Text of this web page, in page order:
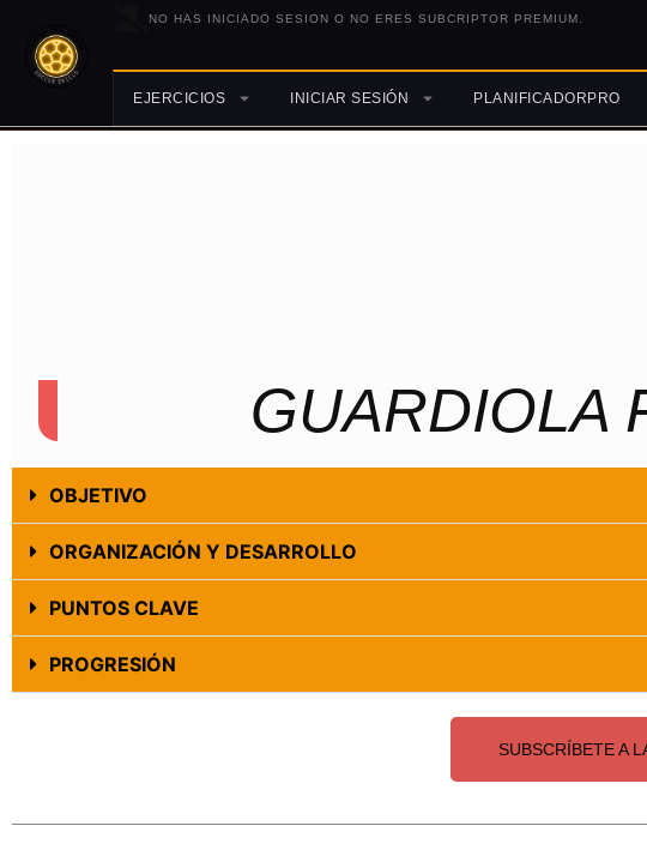
NO HAS INICIADO SESION O NO ERES SUBCRIPTOR PREMIUM.
EJERCICIOS INICIAR SESIÓN PLANIFICADORPRO
GUARDIOLA
OBJETIVO
ORGANIZACIÓN Y DESARROLLO
PUNTOS CLAVE
PROGRESIÓN
SUBSCRÍBETE A